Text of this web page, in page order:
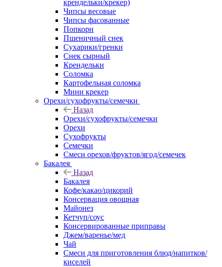
крендельки/крекер)
Чипсы весовые
Чипсы фасованные
Попкорн
Пшеничный снек
Сухарики/гренки
Снек сырный
Крендельки
Соломка
Картофельная соломка
Мини крекер
Орехи/сухофрукты/семечки
Назад
Орехи/сухофрукты/семечки
Орехи
Сухофрукты
Семечки
Смеси орехов/фруктов/ягод/семечек
Бакалея
Назад
Бакалея
Кофе/какао/цикорий
Консервация овощная
Майонез
Кетчуп/соус
Консервированные приправы
Джем/варенье/мед
Чай
Смеси для приготовления блюд/напитков/
киселей